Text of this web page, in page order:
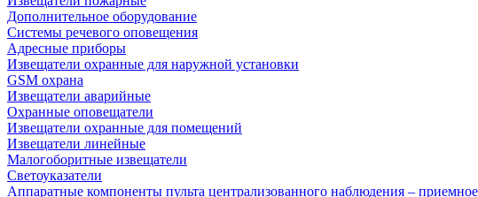
Дополнительное оборудование
Системы речевого оповещения
Адресные приборы
Извещатели охранные для наружной установки
GSM охрана
Извещатели аварийные
Охранные оповещатели
Извещатели охранные для помещений
Извещатели линейные
Малогоборитные извещатели
Светоуказатели
Аппаратные компоненты пульта централизованного наблюдения –